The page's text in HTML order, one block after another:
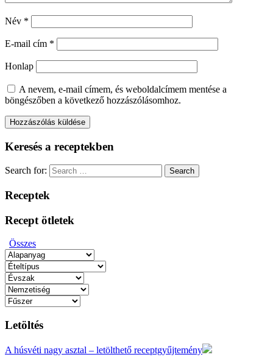
Név *
E-mail cím *
Honlap
A nevem, e-mail címem, és weboldalcímem mentése a
böngészőben a következő hozzászólásomhoz.
Keresés a receptekben
Search for: Search
Receptek
Recept ötletek
Összes
Letöltés
A húsvéti nagy asztal – letölthető receptgyűjtemény